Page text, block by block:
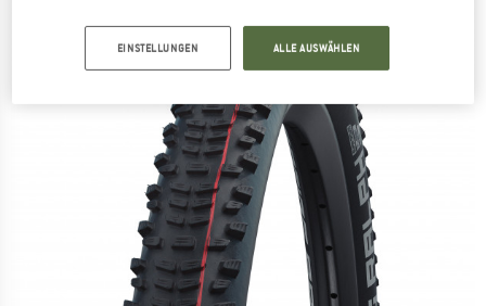
EINSTELLUNGEN ALLE AUSWÄHLEN